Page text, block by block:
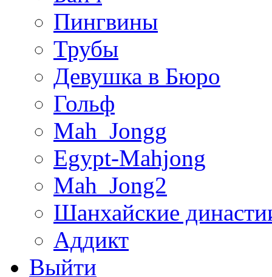
Пингвины
Трубы
Девушка в Бюро
Гольф
Mah_Jongg
Egypt-Mahjong
Mah_Jong2
Шанхайские
Аддикт
Выйти